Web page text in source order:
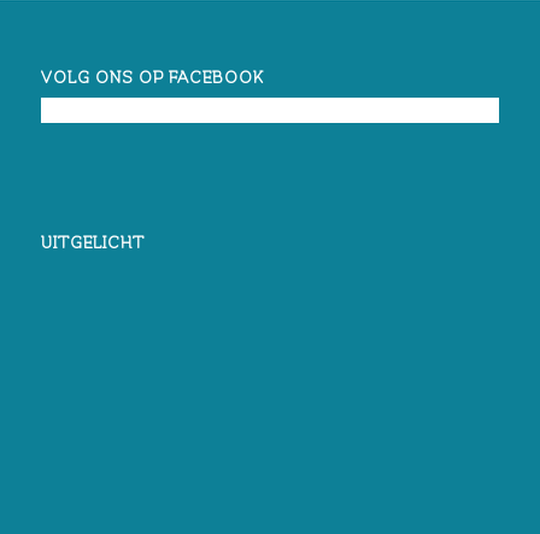
VOLG ONS OP FACEBOOK
UITGELICHT